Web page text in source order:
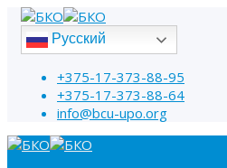
Русский
+375-17-373-88-95
+375-17-373-88-64
info@bcu-upo.org